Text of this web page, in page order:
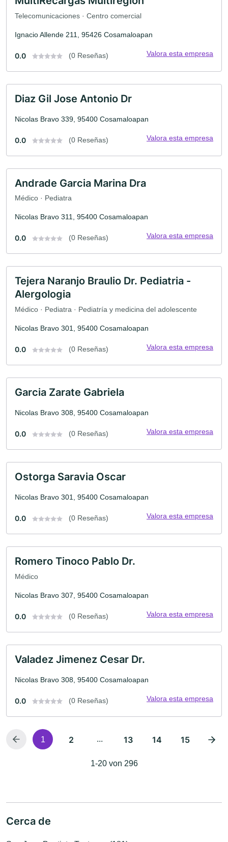
Telecomunicaciones · Centro comercial
Ignacio Allende 211, 95426 Cosamaloapan
0.0 (0 Reseñas) Valora esta empresa
Diaz Gil Jose Antonio Dr
Nicolas Bravo 339, 95400 Cosamaloapan
0.0 (0 Reseñas) Valora esta empresa
Andrade Garcia Marina Dra
Médico · Pediatra
Nicolas Bravo 311, 95400 Cosamaloapan
0.0 (0 Reseñas) Valora esta empresa
Tejera Naranjo Braulio Dr. Pediatria -
Alergologia
Médico · Pediatra · Pediatría y medicina del adolescente
Nicolas Bravo 301, 95400 Cosamaloapan
0.0 (0 Reseñas) Valora esta empresa
Garcia Zarate Gabriela
Nicolas Bravo 308, 95400 Cosamaloapan
0.0 (0 Reseñas) Valora esta empresa
Ostorga Saravia Oscar
Nicolas Bravo 301, 95400 Cosamaloapan
0.0 (0 Reseñas) Valora esta empresa
Romero Tinoco Pablo Dr.
Médico
Nicolas Bravo 307, 95400 Cosamaloapan
0.0 (0 Reseñas) Valora esta empresa
Valadez Jimenez Cesar Dr.
Nicolas Bravo 308, 95400 Cosamaloapan
0.0 (0 Reseñas) Valora esta empresa
1 2 ... 13 14 15
1-20 von 296
Cerca de